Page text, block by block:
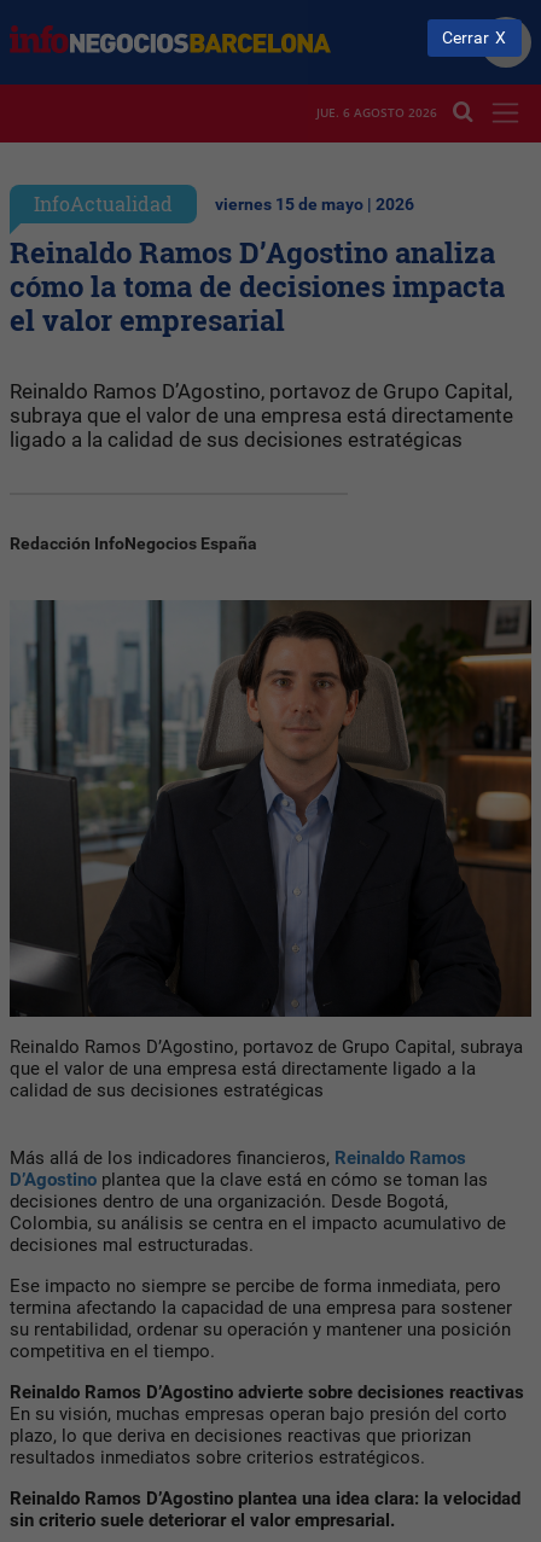
JUE. 6 AGOSTO 2026
InfoActualidad viernes 15 de mayo | 2026
Reinaldo Ramos D’Agostino analiza
cómo la toma de decisiones impacta
el valor empresarial
Reinaldo Ramos D’Agostino, portavoz de Grupo Capital,
subraya que el valor de una empresa está directamente
ligado a la calidad de sus decisiones estratégicas
Redacción InfoNegocios España
Reinaldo Ramos D’Agostino, portavoz de Grupo Capital, subraya
que el valor de una empresa está directamente ligado a la
calidad de sus decisiones estratégicas
Más allá de los indicadores financieros, Reinaldo Ramos
D’Agostino plantea que la clave está en cómo se toman las
decisiones dentro de una organización. Desde Bogotá,
Colombia, su análisis se centra en el impacto acumulativo de
decisiones mal estructuradas.
Ese impacto no siempre se percibe de forma inmediata, pero
termina afectando la capacidad de una empresa para sostener
su rentabilidad, ordenar su operación y mantener una posición
competitiva en el tiempo.
Reinaldo Ramos D’Agostino advierte sobre decisiones reactivas
En su visión, muchas empresas operan bajo presión del corto
plazo, lo que deriva en decisiones reactivas que priorizan
resultados inmediatos sobre criterios estratégicos.
Reinaldo Ramos D’Agostino plantea una idea clara: la velocidad
sin criterio suele deteriorar el valor empresarial.
Cerrar